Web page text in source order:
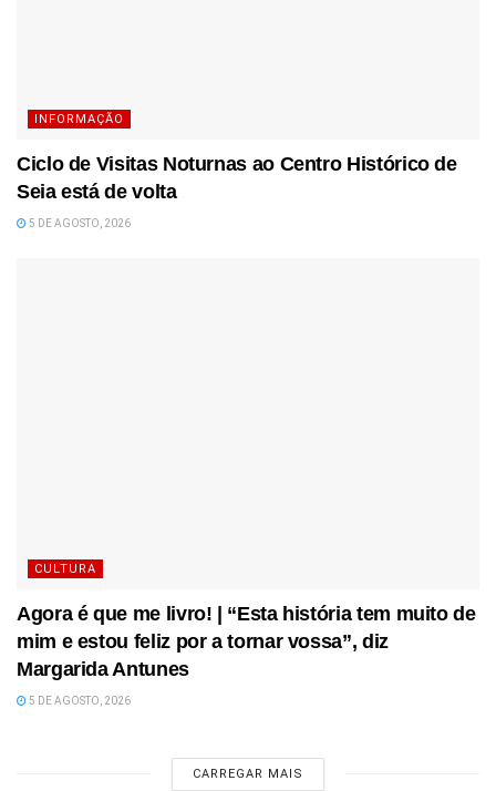
INFORMAÇÃO
Ciclo de Visitas Noturnas ao Centro Histórico de
Seia está de volta
5 DE AGOSTO, 2026
CULTURA
Agora é que me livro! | “Esta história tem muito de
mim e estou feliz por a tornar vossa”, diz
Margarida Antunes
5 DE AGOSTO, 2026
CARREGAR MAIS